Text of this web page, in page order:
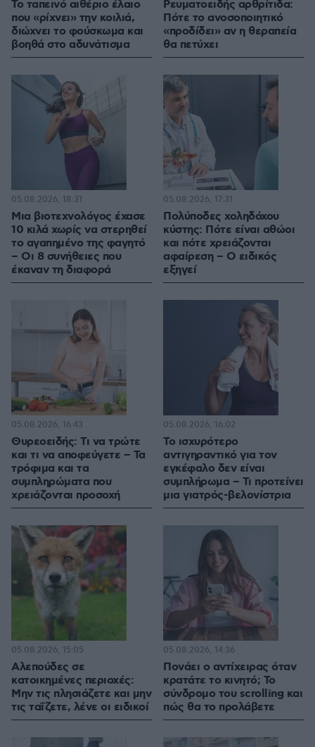
Το ταπεινό αιθέριο έλαιο
που «ρίχνει» την κοιλιά,
διώχνει το φούσκωμα και
βοηθά στο αδυνάτισμα
Ρευματοειδής αρθρίτιδα:
Πότε το ανοσοποιητικό
«προδίδει» αν η θεραπεία
θα πετύχει
Μια βιοτεχνολόγος έχασε
10 κιλά χωρίς να στερηθεί
το αγαπημένο της φαγητό
– Οι 8 συνήθειες που
έκαναν τη διαφορά
05.08.2026, 18:31
Πολύποδες χοληδόχου
κύστης: Πότε είναι αθώοι
και πότε χρειάζονται
αφαίρεση – Ο ειδικός
εξηγεί
05.08.2026, 17:31
Θυρεοειδής: Τι να τρώτε
και τι να αποφεύγετε – Τα
τρόφιμα και τα
συμπληρώματα που
χρειάζονται προσοχή
05.08.2026, 16:43
Το ισχυρότερο
αντιγηραντικό για τον
εγκέφαλο δεν είναι
συμπλήρωμα – Τι προτείνει
μια γιατρός-βελονίστρια
05.08.2026, 16:02
Αλεπούδες σε
κατοικημένες περιοχές:
Μην τις πλησιάζετε και μην
τις ταΐζετε, λένε οι ειδικοί
05.08.2026, 15:05
Πονάει ο αντίχειρας όταν
κρατάτε το κινητό; Το
σύνδρομο του scrolling και
πώς θα το προλάβετε
05.08.2026, 14:36